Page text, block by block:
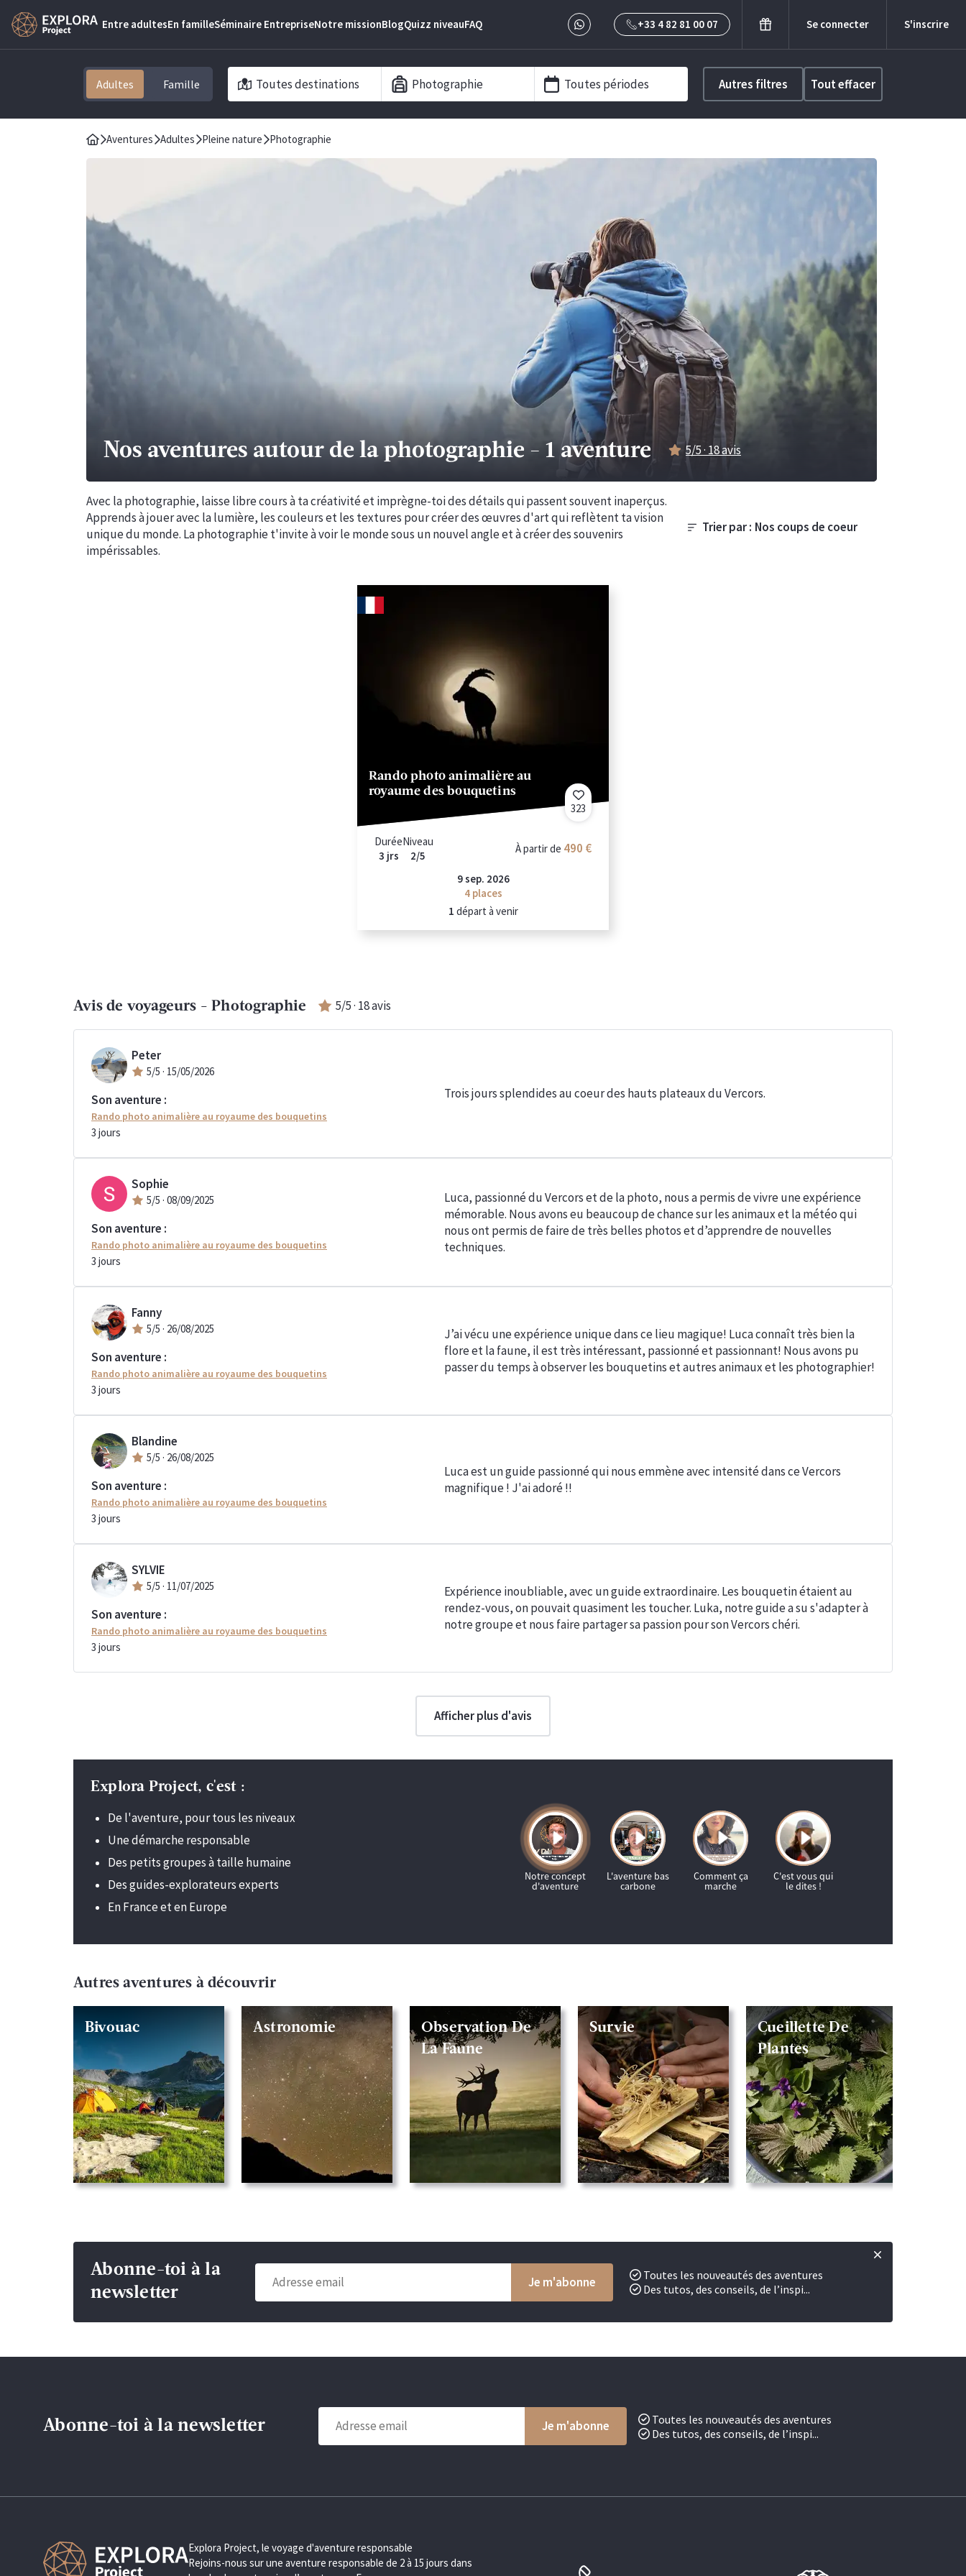
Entre adultesEn familleSéminaire EntrepriseNotre missionBlogQuizz niveauFAQ +33 4 82 81 00 07 Se connecter S'inscrire
Adultes Toutes destinations Photographie Toutes périodes Autres filtres Tout effacer
Aventures Adultes Pleine nature Photographie
Nos aventures autour de la photographie - 1 aventure 5/5 · 18avis
Avec la photographie, laisse libre cours à ta créativité et imprègne-toi des détails qui passent souvent inaperçus.
Apprends à jouer avec la lumière, les couleurs et les textures pour créer des œuvres d'art qui reflètent ta vision
unique du monde. La photographie t'invite à voir le monde sous un nouvel angle et à créer des souvenirs
impérissables.
Trier par :
Rando photo animalière au
royaume des bouquetins
323
Durée
3 jrs
Niveau
2/5
À partir de 490 €
9 sep. 2026
4places
1 départ à venir
Avis de voyageurs -Photographie 5/5 · 18avis
Peter
5/5 · 15/05/2026
Son aventure :
Rando photo animalière au royaume des bouquetins
3 jours
Trois jours splendides au coeur des hauts plateaux du Vercors.
Sophie
5/5 · 08/09/2025
Son aventure :
Rando photo animalière au royaume des bouquetins
3 jours
Luca, passionné du Vercors et de la photo, nous a permis de vivre une expérience
mémorable. Nous avons eu beaucoup de chance sur les animaux et la météo qui
nous ont permis de faire de très belles photos et d’apprendre de nouvelles
techniques.
Fanny
5/5 · 26/08/2025
Son aventure :
Rando photo animalière au royaume des bouquetins
3 jours
J’ai vécu une expérience unique dans ce lieu magique! Luca connaît très bien la
flore et la faune, il est très intéressant, passionné et passionnant! Nous avons pu
passer du temps à observer les bouquetins et autres animaux et les photographier!
Blandine
5/5 · 26/08/2025
Son aventure :
Rando photo animalière au royaume des bouquetins
3 jours
Luca est un guide passionné qui nous emmène avec intensité dans ce Vercors
magnifique ! J'ai adoré !!
SYLVIE
5/5 · 11/07/2025
Son aventure :
Rando photo animalière au royaume des bouquetins
3 jours
Expérience inoubliable, avec un guide extraordinaire. Les bouquetin étaient au
rendez-vous, on pouvait quasiment les toucher. Luka, notre guide a su s'adapter à
notre groupe et nous faire partager sa passion pour son Vercors chéri.
Afficher plus d'avis
Explora Project, c'est :
De l'aventure, pour tous les niveaux
Une démarche responsable
Des petits groupes à taille humaine
Des guides-explorateurs experts
En France et en Europe
Autres aventures à découvrir
Bivouac Astronomie
Observation De
La Faune
Survie
Cueillette De
Plantes
Abonne-toi à la
newsletter
Toutes les nouveautés des aventures
Des tutos, des conseils, de l’inspi...
Abonne-toi à la newsletter
Toutes les nouveautés des aventures
Des tutos, des conseils, de l’inspi...
Explora Project, le voyage d'aventure responsable
Rejoins-nous sur une aventure responsable de 2 à 15 jours dans